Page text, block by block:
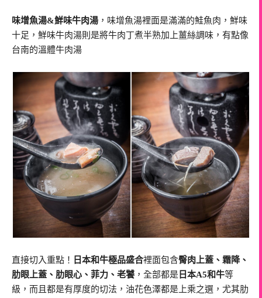
味增魚湯&鮮味牛肉湯 ，味增魚湯裡面是滿滿的鮭魚肉，鮮味
十足，鮮味牛肉湯則是將牛肉丁煮半熟加上薑絲調味，有點像
台南的溫體牛肉湯
直接切入重點！ 日本和牛極品盛合裡面包含臀肉上蓋、霜降、
肋眼上蓋、肋眼心、菲力、老饕，全部都是 日本A5和牛等
級，而且都是有厚度的切法，油花色澤都是上乘之選，尤其肋